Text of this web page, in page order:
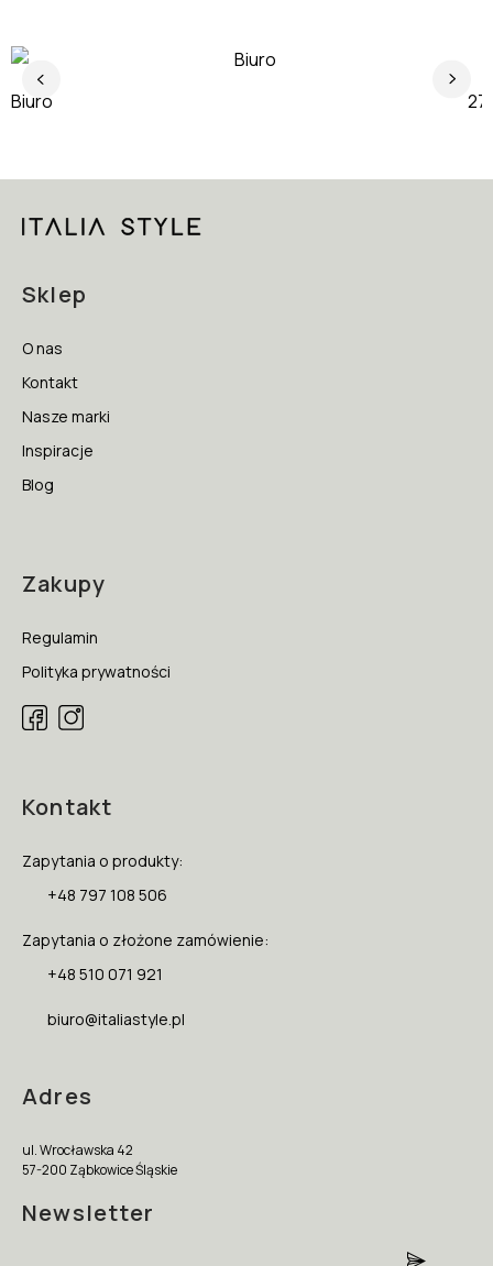
Biuro
Sklep
O nas
Kontakt
Nasze marki
Inspiracje
Blog
Zakupy
Regulamin
Polityka prywatności
Kontakt
Zapytania o produkty:
+48 797 108 506
Zapytania o złożone zamówienie:
+48 510 071 921
biuro@italiastyle.pl
Adres
ul. Wrocławska 42
57-200 Ząbkowice Śląskie
Newsletter